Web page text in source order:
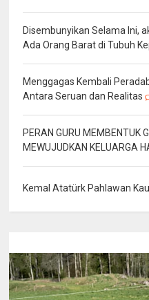
Disembunyikan Selama Ini,
Ada Orang Barat di Tubuh
Menggagas Kembali
Antara Seruan dan Realitas
PERAN GURU MEMBENTUK
MEWUJUDKAN KELUARGA
Kemal Atatürk Pahlawan